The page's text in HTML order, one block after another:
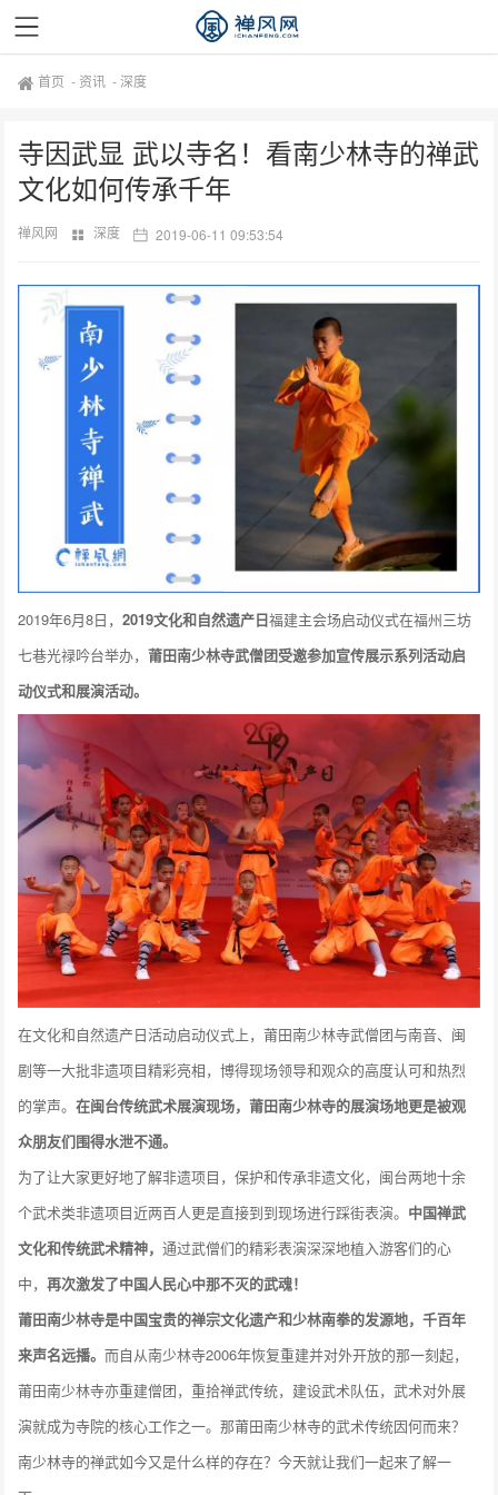
首页 - 资讯 -深度
寺因武显 武以寺名！看南少林寺的禅武
文化如何传承千年
禅风网 深度 2019-06-11 09:53:54
2019年6月8日，2019文化和自然遗产日福建主会场启动仪式在福州三坊
七巷光禄吟台举办，莆田南少林寺武僧团受邀参加宣传展示系列活动启
动仪式和展演活动。
在文化和自然遗产日活动启动仪式上，莆田南少林寺武僧团与南音、闽
剧等一大批非遗项目精彩亮相，博得现场领导和观众的高度认可和热烈
的掌声。在闽台传统武术展演现场，莆田南少林寺的展演场地更是被观
众朋友们围得水泄不通。
为了让大家更好地了解非遗项目，保护和传承非遗文化，闽台两地十余
个武术类非遗项目近两百人更是直接到到现场进行踩街表演。 中国禅武
文化和传统武术精神，通过武僧们的精彩表演深深地植入游客们的心
中，再次激发了中国人民心中那不灭的武魂！
莆田南少林寺是中国宝贵的禅宗文化遗产和少林南拳的发源地，千百年
来声名远播。而自从南少林寺2006年恢复重建并对外开放的那一刻起，
莆田南少林寺亦重建僧团，重拾禅武传统，建设武术队伍，武术对外展
演就成为寺院的核心工作之一。那莆田南少林寺的武术传统因何而来？
南少林寺的禅武如今又是什么样的存在？今天就让我们一起来了解一